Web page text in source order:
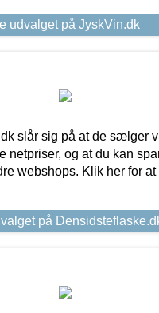
udvalget på JyskVin.dk
slår sig på at de sælger
netpriser, og at du kan
webshops. Klik her for at
på